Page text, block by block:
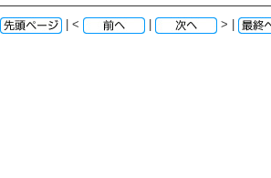
| < | > |